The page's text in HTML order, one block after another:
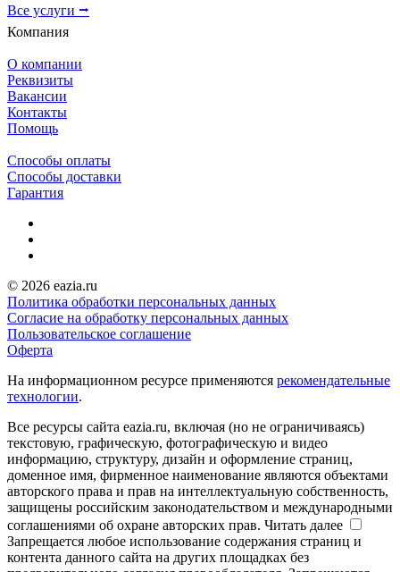
Все услуги ⭢
Компания
О компании
Реквизиты
Вакансии
Контакты
Помощь
Способы оплаты
Способы доставки
Гарантия
© 2026 eazia.ru
Политика обработки персональных данных
Согласие на обработку персональных данных
Пользовательское соглашение
Оферта
На информационном ресурсе применяются рекомендательные
технологии.
Все ресурсы сайта eazia.ru, включая (но не ограничиваясь)
текстовую, графическую, фотографическую и видео
информацию, структуру, дизайн и оформление страниц,
доменное имя, фирменное наименование являются объектами
авторского права и прав на интеллектуальную собственность,
защищены российским законодательством и международными
соглашениями об охране авторских прав. Читать далее
Запрещается любое использование содержания страниц и
контента данного сайта на других площадках без